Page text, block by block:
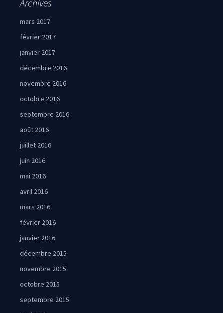
Archives
mars 2017
février 2017
janvier 2017
décembre 2016
novembre 2016
octobre 2016
septembre 2016
août 2016
juillet 2016
juin 2016
mai 2016
avril 2016
mars 2016
février 2016
janvier 2016
décembre 2015
novembre 2015
octobre 2015
septembre 2015